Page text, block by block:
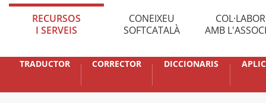
RECURSOS
I SERVEIS
CONEIXEU
SOFTCATALÀ
AMB
TRADUCTOR CORRECTOR DICCIONARIS